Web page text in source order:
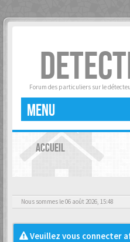
Forum des particuliers sur le
MENU
ACCUEIL
Nous sommes le 06 août 2026, 15:48
Veuillez vous connecter